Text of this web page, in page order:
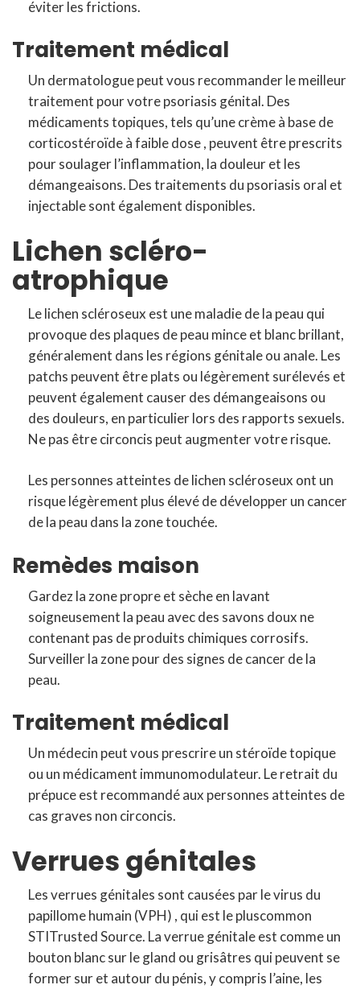
éviter les frictions.
Traitement médical
Un dermatologue peut vous recommander le meilleur
traitement pour votre psoriasis génital. Des
médicaments topiques, tels qu’une crème à base de
corticostéroïde à faible dose , peuvent être prescrits
pour soulager l’inflammation, la douleur et les
démangeaisons. Des traitements du psoriasis oral et
injectable sont également disponibles.
Lichen scléro-
atrophique
Le lichen scléroseux est une maladie de la peau qui
provoque des plaques de peau mince et blanc brillant,
généralement dans les régions génitale ou anale. Les
patchs peuvent être plats ou légèrement surélevés et
peuvent également causer des démangeaisons ou
des douleurs, en particulier lors des rapports sexuels.
Ne pas être circoncis peut augmenter votre risque.
Les personnes atteintes de lichen scléroseux ont un
risque légèrement plus élevé de développer un cancer
de la peau dans la zone touchée.
Remèdes maison
Gardez la zone propre et sèche en lavant
soigneusement la peau avec des savons doux ne
contenant pas de produits chimiques corrosifs.
Surveiller la zone pour des signes de cancer de la
peau.
Traitement médical
Un médecin peut vous prescrire un stéroïde topique
ou un médicament immunomodulateur. Le retrait du
prépuce est recommandé aux personnes atteintes de
cas graves non circoncis.
Verrues génitales
Les verrues génitales sont causées par le virus du
papillome humain (VPH) , qui est le pluscommon
STITrusted Source. La verrue génitale est comme un
bouton blanc sur le gland ou grisâtres qui peuvent se
former sur et autour du pénis, y compris l’aine, les